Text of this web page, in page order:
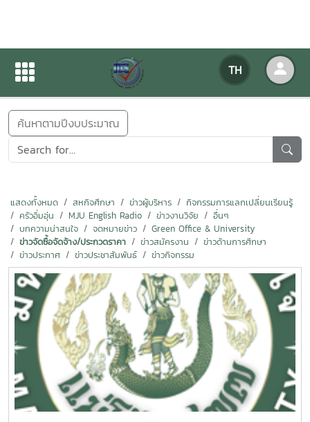
TH
ข่าวสารกิจกรรม
ค้นหาตามปีงบประมาณ
แสดงทั้งหมด สหกิจศึกษา ข่าวผู้บริหาร
กิจกรรมการแลกเปลี่ยนเรียนรู้
ครัวอิ่มอุ่น
MJU English Radio ข่าวงานวิจัย
อื่นๆ
บทความน่าสนใจ
จดหมายข่าว
Green Office & University
ข่าวจัดซื้อจัดจ้าง/ประกวดราคา
ข่าวสมัครงาน
ข่าวด้านการศึกษา
ข่าวประกาศ
ข่าวประชาสัมพันธ์ ข่าวกิจกรรม